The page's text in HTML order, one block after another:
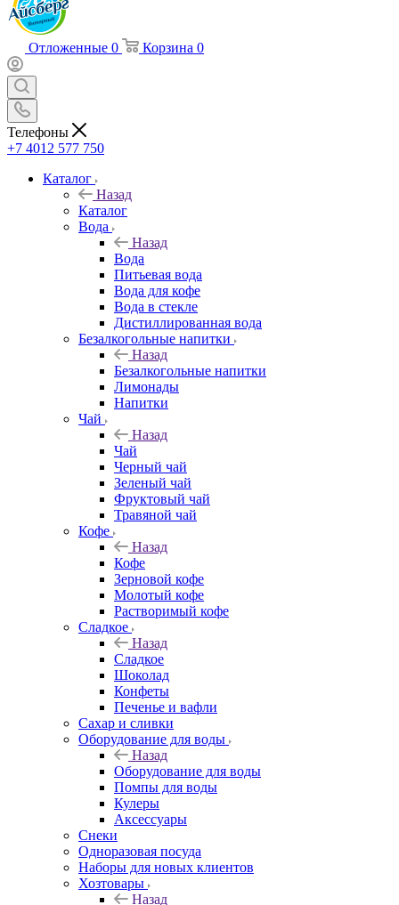
Отложенные 0 Корзина 0
Телефоны
+7 4012 577 750
Каталог
Назад
Каталог
Вода
Назад
Вода
Питьевая вода
Вода для кофе
Вода в стекле
Дистиллированная вода
Безалкогольные напитки
Назад
Безалкогольные напитки
Лимонады
Напитки
Чай
Назад
Чай
Черный чай
Зеленый чай
Фруктовый чай
Травяной чай
Кофе
Назад
Кофе
Зерновой кофе
Молотый кофе
Растворимый кофе
Сладкое
Назад
Сладкое
Шоколад
Конфеты
Печенье и вафли
Сахар и сливки
Оборудование для воды
Назад
Оборудование для воды
Помпы для воды
Кулеры
Аксессуары
Снеки
Одноразовая посуда
Наборы для новых клиентов
Хозтовары
Назад